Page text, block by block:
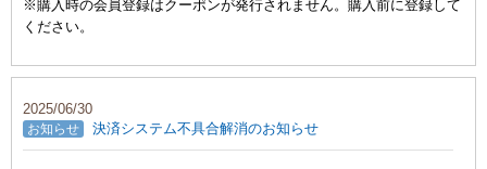
※購入時の会員登録はクーポンが発行されません。購入前に登録して
ください。
2025/06/30
お知らせ 決済システム不具合解消のお知らせ